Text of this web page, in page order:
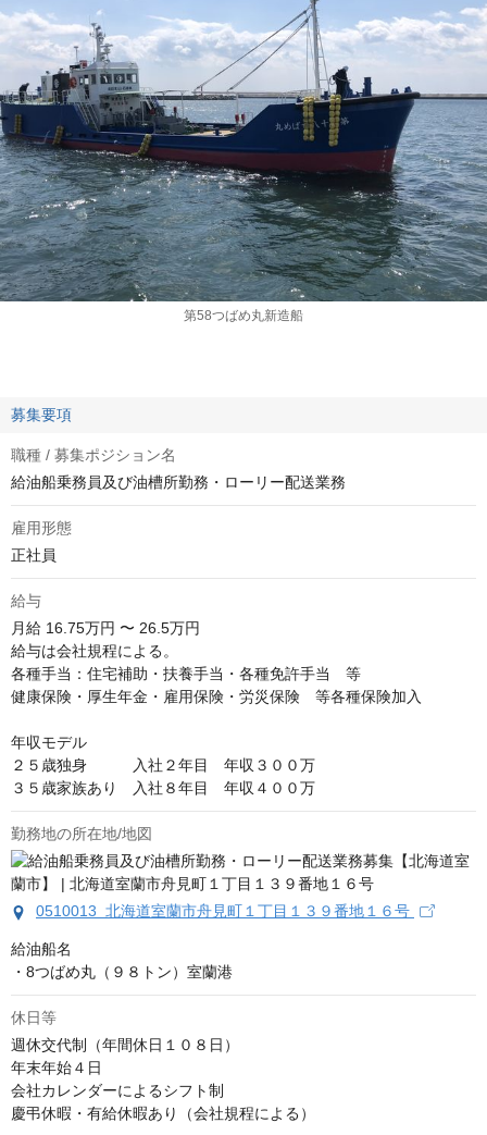
第58つばめ丸新造船
募集要項
職種 / 募集ポジション名
給油船乗務員及び油槽所勤務・ローリー配送業務
雇用形態
正社員
給与
月給 16.75万円 〜 26.5万円
給与は会社規程による。
各種手当：住宅補助・扶養手当・各種免許手当　等
健康保険・厚生年金・雇用保険・労災保険　等各種保険加入
年収モデル
２５歳独身　　　入社２年目　年収３００万
３５歳家族あり　入社８年目　年収４００万
勤務地の所在地/地図
0510013 北海道室蘭市舟見町１丁目１３９番地１６号
給油船名
・8つばめ丸（９８トン）室蘭港
休日等
週休交代制（年間休日１０８日）
年末年始４日
会社カレンダーによるシフト制
慶弔休暇・有給休暇あり（会社規程による）